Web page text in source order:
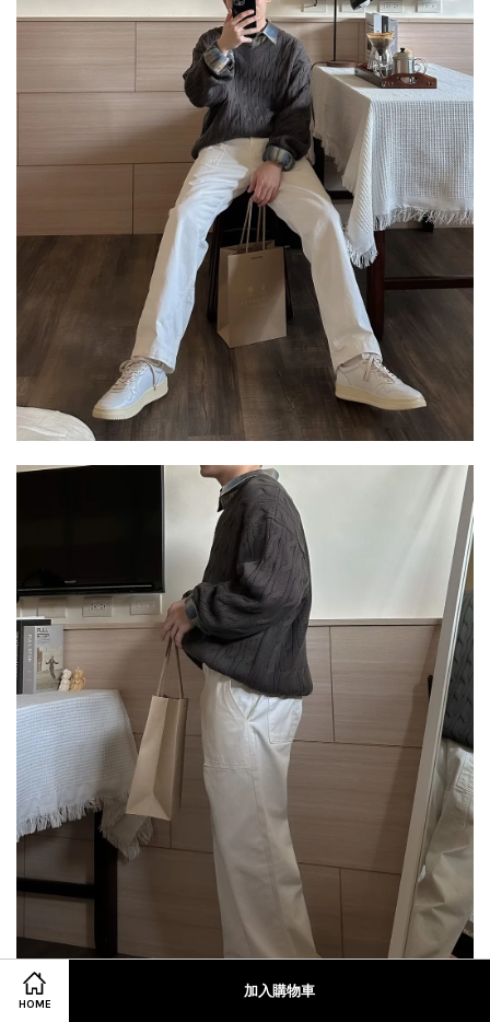
HOME
加入購物車